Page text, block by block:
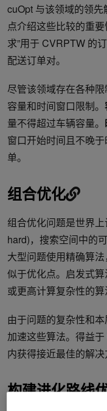
cuOpt 与该领域的领
点介绍这些比较的重
求”用于 CVRPTW 的
配送订单对。
尽管该领域存在各种
容量和时间窗口限制。
量不得超过车辆容量。
窗口开始时间且不晚
单。
组合优化
组合优化问题是世界
hard)，搜索空间中的
大型问题使用精确算
似于优化点。启发式
或更高计算复杂性的算
由于问题的复杂性和
加速这些算法。得益
内获得接近最佳的解决
构建进化路线